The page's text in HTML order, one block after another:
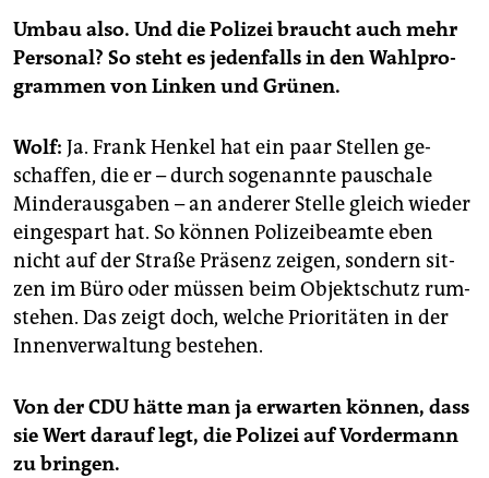
Umbau also. Und die Po­li­zei braucht auch mehr
Per­so­nal? So steht es je­den­falls in den Wahl­pro­
gram­men von Lin­ken und Grü­nen.
Wolf: Ja. Frank Hen­kel hat ein paar Stel­len ge­
schaf­fen, die er – durch so­ge­nann­te pau­scha­le
Min­der­aus­ga­ben – an an­de­rer Stel­le gleich wie­der
ein­ge­spart hat. So kön­nen Po­li­zei­be­am­te eben
nicht auf der Stra­ße Prä­senz zei­gen, son­dern sit­
zen im Büro oder müs­sen beim Ob­jekt­schutz rum­
ste­hen. Das zeigt doch, wel­che Prio­ri­tä­ten in der
In­nen­ver­wal­tung be­ste­hen.
Von der CDU hätte man ja er­war­ten kön­nen, dass
sie Wert dar­auf legt, die Po­li­zei auf Vor­der­mann
zu brin­gen.